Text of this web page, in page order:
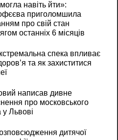
навіть йти»:
приголомшила
про свій стан
останніх 6 місяців
спека впливає
та як захиститися
написав дивне
про московського
у Львові
дитячої